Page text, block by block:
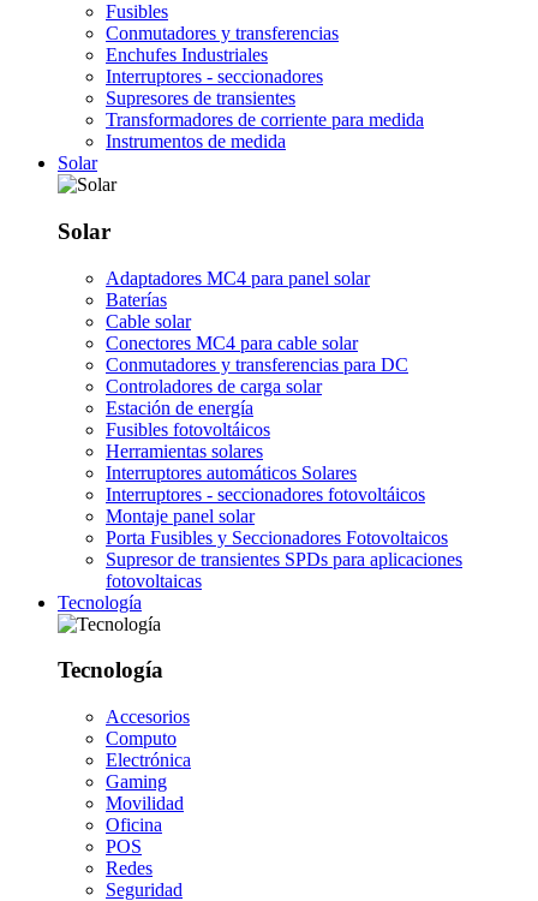
Fusibles
Conmutadores y transferencias
Enchufes Industriales
Interruptores - seccionadores
Supresores de transientes
Transformadores de corriente para medida
Instrumentos de medida
Solar
Solar
Adaptadores MC4 para panel solar
Baterías
Cable solar
Conectores MC4 para cable solar
Conmutadores y transferencias para DC
Controladores de carga solar
Estación de energía
Fusibles fotovoltáicos
Herramientas solares
Interruptores automáticos Solares
Interruptores - seccionadores fotovoltáicos
Montaje panel solar
Porta Fusibles y Seccionadores Fotovoltaicos
Supresor de transientes SPDs para aplicaciones
fotovoltaicas
Tecnología
Tecnología
Accesorios
Computo
Electrónica
Gaming
Movilidad
Oficina
POS
Redes
Seguridad